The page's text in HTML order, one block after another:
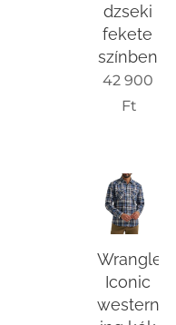
dzseki
fekete
színben
42 900
Ft
Wrangler
Iconic
western